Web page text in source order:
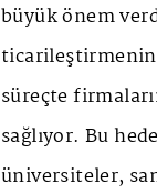
büyük önem
ticarileştirmenin
süreçte
sağlıyor. Bu
üniversiteler,